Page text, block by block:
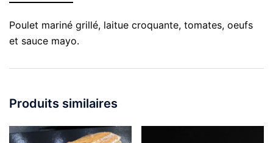
Poulet mariné grillé, laitue croquante, tomates, oeufs
et sauce mayo.
Produits similaires